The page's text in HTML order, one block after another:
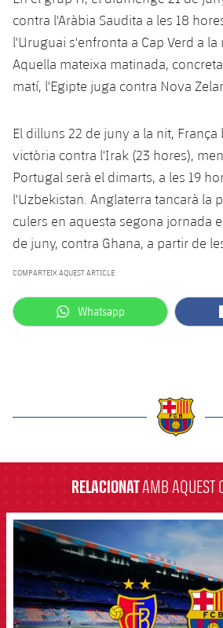
contra l'Aràbia Saudita a les 18
l'Uruguai s'enfronta a Cap Verd a la
Aquella mateixa matinada,
matí, l'Egipte juga contra Nova
El dilluns 22 de juny a la nit,
victòria contra l'Irak (23 hores),
Portugal serà el dimarts, a les 19
l'Uzbekistan. Anglaterra tancarà la
culers en aquesta segona jornada
de juny, contra Ghana, a partir de
COMPARTEIX AQUEST ARTICLE
label.aria.whatsapp
Whatsapp
RELACIONATAMB AQUEST
FCB